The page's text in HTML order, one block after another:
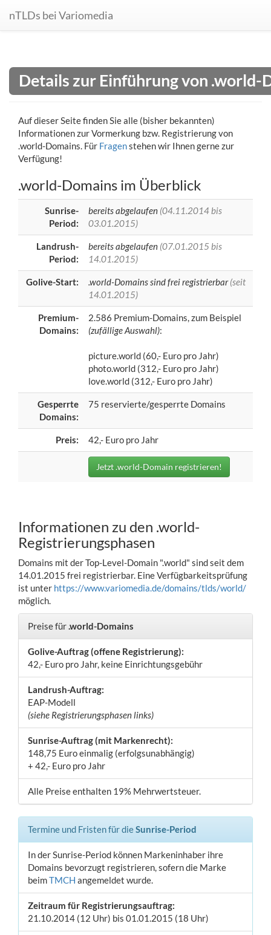
nTLDs bei Variomedia
Details zur Einführung von .world-
Auf dieser Seite finden Sie alle (bisher bekannten)
Informationen zur Vormerkung bzw. Registrierung von
.world-Domains. Für Fragenstehen wir Ihnen gerne zur
Verfügung!
.world-Domains im Überblick
Sunrise-
Period:
bereits abgelaufen (04.11.2014 bis
03.01.2015)
Landrush-
Period:
bereits abgelaufen (07.01.2015 bis
14.01.2015)
Golive-Start: .world-Domains sind frei registrierbar(seit
14.01.2015)
Premium-
Domains:
2.586 Premium-Domains, zum Beispiel
(zufällige Auswahl):
picture.world (60,- Euro pro Jahr)
photo.world (312,- Euro pro Jahr)
love.world (312,- Euro pro Jahr)
Gesperrte
Domains:
75 reservierte/gesperrte Domains
Preis: 42,- Euro pro Jahr
Jetzt .world-Domain registrieren!
Informationen zu den .world-
Registrierungsphasen
Domains mit der Top-Level-Domain ".world" sind seit dem
14.01.2015 frei registrierbar. Eine Verfügbarkeitsprüfung
ist unter https://www.variomedia.de/domains/tlds/world/
möglich.
Preise für.world-Domains
Golive-Auftrag (offene Registrierung):
42,- Euro pro Jahr, keine Einrichtungsgebühr
Landrush-Auftrag:
EAP-Modell
(siehe Registrierungsphasen links)
Sunrise-Auftrag (mit Markenrecht):
148,75 Euro einmalig (erfolgsunabhängig)
+ 42,- Euro pro Jahr
Alle Preise enthalten 19% Mehrwertsteuer.
Termine und Fristen für dieSunrise-Period
In der Sunrise-Period können Markeninhaber ihre
Domains bevorzugt registrieren, sofern die Marke
beimTMCH angemeldet wurde.
Zeitraum für Registrierungsauftrag:
21.10.2014 (12 Uhr) bis 01.01.2015 (18 Uhr)